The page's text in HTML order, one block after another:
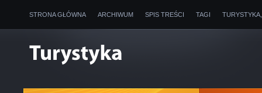
STRONA GŁÓWNA ARCHIWUM SPIS TREŚCI TAGI